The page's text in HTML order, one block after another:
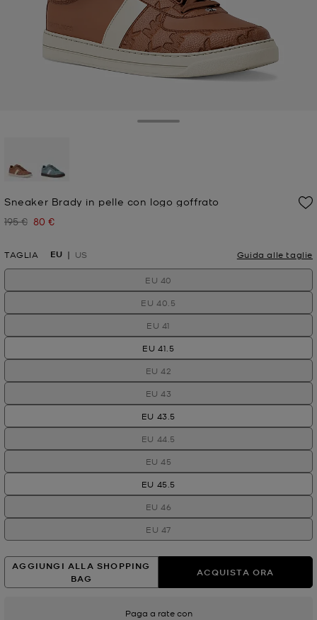
Sneaker Brady in pelle con logo goffrato
Prezzo iniziale
195 € Prezzo attuale
80 €
TAGLIA EU US Guida alle taglie
EU 40
EU 40.5
EU 41
EU 41.5
EU 42
EU 43
EU 43.5
EU 44.5
EU 45
EU 45.5
EU 46
EU 47
AGGIUNGI ALLA SHOPPING
BAG
ACQUISTA ORA
Paga a rate con